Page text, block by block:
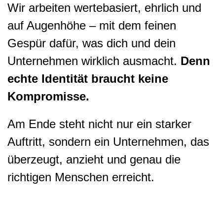
Wir arbeiten wertebasiert, ehrlich und
auf Augenhöhe – mit dem feinen
Gespür dafür, was dich und dein
Unternehmen wirklich ausmacht. Denn
echte Identität braucht keine
Kompromisse.
Am Ende steht nicht nur ein starker
Auftritt, sondern ein Unternehmen, das
überzeugt, anzieht und genau die
richtigen Menschen erreicht.